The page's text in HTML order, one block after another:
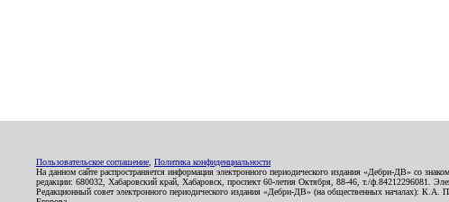
Пользовательское соглашение Политика конфиденциальности
На данном сайте распространяется информация электронного периодического издания «Дебри-ДВ» со
редакции: 680032, Хабаровский край, Хабаровск, проспект 60-летия Октября, 88-46, т./ф.84212296081.
Редакционный совет электронного периодического издания «Дебри-ДВ» (на общественных